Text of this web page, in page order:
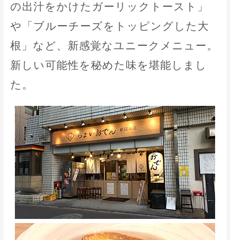
の出汁をかけたガーリックトースト」
や「ブルーチーズをトッピングした大
根」など、新感覚なユニークメニュー。
新しい可能性を秘めた味を堪能しまし
た。